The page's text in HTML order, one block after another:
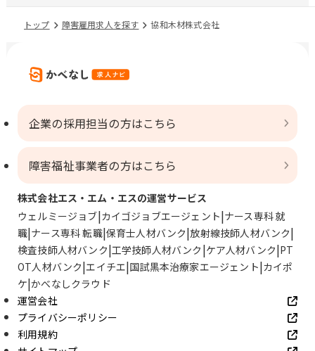
トップ 障害雇用求人を探す 協和木材株式会社
企業の採用担当の方はこちら
障害福祉事業者の方はこちら
株式会社エス・エム・エスの運営サービス
ウェルミージョブ カイゴジョブエージェント ナース専科 就
職 ナース専科 転職 保育士人材バンク 放射線技師人材バンク
検査技師人材バンク 工学技師人材バンク ケア人材バンク PT
OT人材バンク エイチエ 国試黒本治療家エージェント カイポ
ケ かべなしクラウド
運営会社
プライバシーポリシー
利用規約